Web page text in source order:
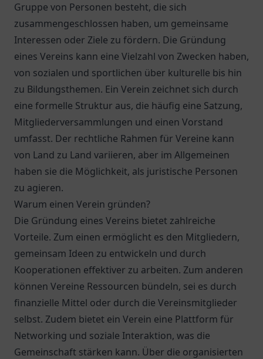
Gruppe von Personen besteht, die sich
zusammengeschlossen haben, um gemeinsame
Interessen oder Ziele zu fördern. Die Gründung
eines Vereins kann eine Vielzahl von Zwecken haben,
von sozialen und sportlichen über kulturelle bis hin
zu Bildungsthemen. Ein Verein zeichnet sich durch
eine formelle Struktur aus, die häufig eine Satzung,
Mitgliederversammlungen und einen Vorstand
umfasst. Der rechtliche Rahmen für Vereine kann
von Land zu Land variieren, aber im Allgemeinen
haben sie die Möglichkeit, als juristische Personen
zu agieren.
Warum einen Verein gründen?
Die Gründung eines Vereins bietet zahlreiche
Vorteile. Zum einen ermöglicht es den Mitgliedern,
gemeinsam Ideen zu entwickeln und durch
Kooperationen effektiver zu arbeiten. Zum anderen
können Vereine Ressourcen bündeln, sei es durch
finanzielle Mittel oder durch die Vereinsmitglieder
selbst. Zudem bietet ein Verein eine Plattform für
Networking und soziale Interaktion, was die
Gemeinschaft stärken kann. Über die organisierten